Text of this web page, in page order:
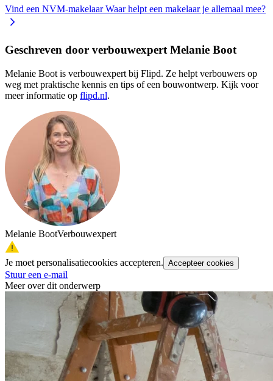
Vind een NVM-makelaarWaar helpt een makelaar je allemaal mee?
Geschreven door verbouwexpert Melanie Boot
Melanie Boot is verbouwexpert bij Flipd. Ze helpt verbouwers op
weg met praktische kennis en tips of een bouwontwerp. Kijk voor
meer informatie op flipd.nl.
Melanie BootVerbouwexpert
Je moet personalisatiecookies accepteren. Accepteer cookies
Stuur een e-mail
Meer over dit onderwerp